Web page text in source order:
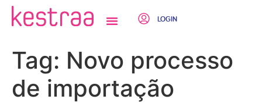
LOGIN
Tag: Novo processo
de importação